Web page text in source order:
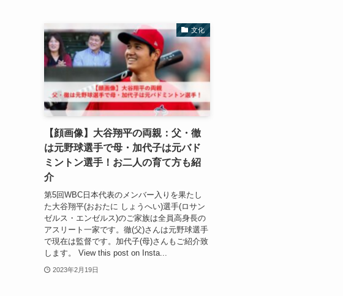
文化
【顔画像】大谷翔平の両親：父・徹
は元野球選手で母・加代子は元バド
ミントン選手！お二人の育て方も紹
介
第5回WBC日本代表のメンバー入りを果たし
た大谷翔平(おおたに しょうへい)選手(ロサン
ゼルス・エンゼルス)のご家族は全員高身長の
アスリート一家です。徹(父)さんは元野球選手
で現在は監督です。加代子(母)さんもご紹介致
します。 View this post on Insta...
2023年2月19日